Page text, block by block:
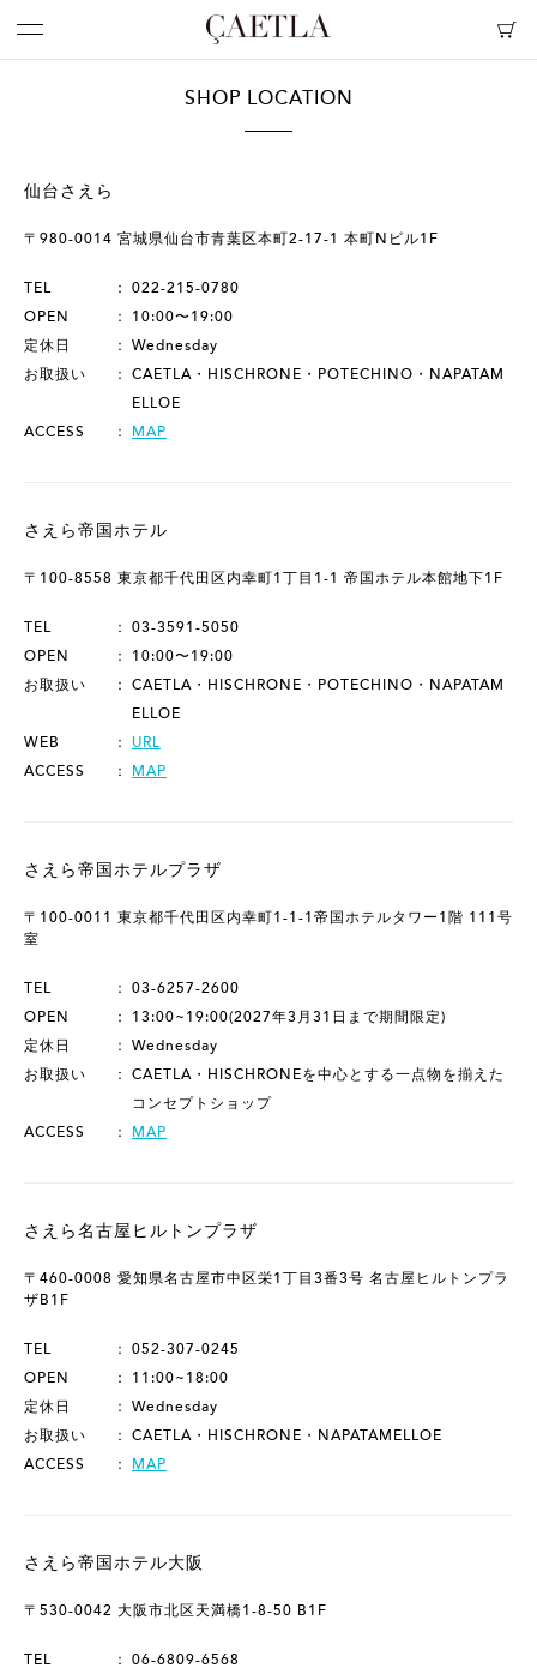
SHOP LOCATION
仙台さえら
〒980-0014 宮城県仙台市青葉区本町2-17-1 本町Nビル1F
TEL
022-215-0780
OPEN
10:00〜19:00
定休日
Wednesday
お取扱い
CAETLA・HISCHRONE・POTECHINO・NAPATAM
ELLOE
ACCESS
MAP
さえら帝国ホテル
〒100-8558 東京都千代田区内幸町1丁目1-1 帝国ホテル本館地下1F
TEL
03-3591-5050
OPEN
10:00〜19:00
お取扱い
CAETLA・HISCHRONE・POTECHINO・NAPATAM
ELLOE
WEB
URL
ACCESS
MAP
さえら帝国ホテルプラザ
〒100-0011 東京都千代田区内幸町1-1-1帝国ホテルタワー1階 111号
室
TEL
03-6257-2600
OPEN
13:00~19:00(2027年3月31日まで期間限定)
定休日
Wednesday
お取扱い
CAETLA・HISCHRONEを中心とする一点物を揃えた
コンセプトショップ
ACCESS
MAP
さえら名古屋ヒルトンプラザ
〒460-0008 愛知県名古屋市中区栄1丁目3番3号 名古屋ヒルトンプラ
ザB1F
TEL
052-307-0245
OPEN
11:00~18:00
定休日
Wednesday
お取扱い
CAETLA・HISCHRONE・NAPATAMELLOE
ACCESS
MAP
さえら帝国ホテル大阪
〒530-0042 大阪市北区天満橋1-8-50 B1F
TEL
06-6809-6568